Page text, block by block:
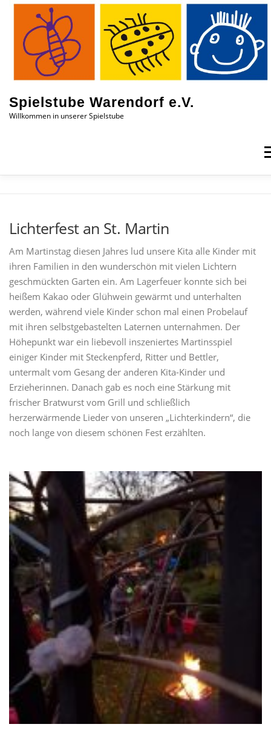
Zum
springen
Spielstube Warendorf e.V.
Willkommen in unserer Spielstube
Lichterfest an St. Martin
Am Martinstag diesen Jahres lud unsere Kita alle Kinder mit
ihren Familien in den wunderschön mit vielen Lichtern
geschmückten Garten ein. Am Lagerfeuer konnte sich bei
heißem Kakao oder Glühwein gewärmt und unterhalten
werden, während viele Kinder schon mal einen Probelauf
mit ihren selbstgebastelten Laternen unternahmen. Der
Höhepunkt war ein liebevoll inszeniertes Martinsspiel
einiger Kinder mit Steckenpferd, Ritter und Bettler,
untermalt vom Gesang der anderen Kita-Kinder und
Erzieherinnen. Danach gab es noch eine Stärkung mit
frischer Bratwurst vom Grill und schließlich
herzerwärmende Lieder von unseren „Lichterkindern“, die
noch lange von diesem schönen Fest erzählten.